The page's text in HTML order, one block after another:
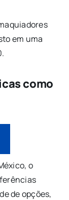
em uma
como
o
de opções,